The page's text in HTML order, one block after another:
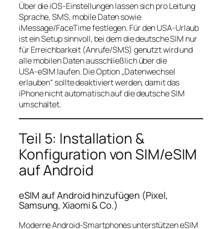
Über die iOS‑Einstellungen lassen sich pro Leitung
Sprache, SMS, mobile Daten sowie
iMessage/FaceTime festlegen. Für den USA‑Urlaub
ist ein Setup sinnvoll, bei dem die deutsche SIM nur
für Erreichbarkeit (Anrufe/SMS) genutzt wird und
alle mobilen Daten ausschließlich über die
USA‑eSIM laufen. Die Option „Datenwechsel
erlauben“ sollte deaktiviert werden, damit das
iPhone nicht automatisch auf die deutsche SIM
umschaltet.
Teil 5: Installation &
Konfiguration von SIM/eSIM
auf Android
eSIM auf Android hinzufügen (Pixel,
Samsung, Xiaomi & Co.)
Moderne Android‑Smartphones unterstützen eSIM